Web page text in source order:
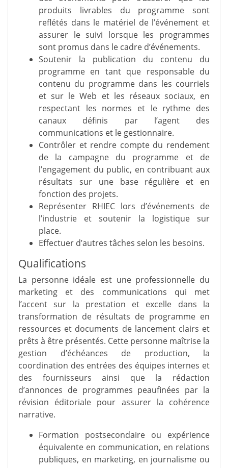
produits livrables du programme sont
reflétés dans le matériel de l’événement et
assurer le suivi lorsque les programmes
sont promus dans le cadre d’événements.
Soutenir la publication du contenu du
programme en tant que responsable du
contenu du programme dans les courriels
et sur le Web et les réseaux sociaux, en
respectant les normes et le rythme des
canaux définis par l’agent des
communications et le gestionnaire.
Contrôler et rendre compte du rendement
de la campagne du programme et de
l’engagement du public, en contribuant aux
résultats sur une base régulière et en
fonction des projets.
Représenter RHIEC lors d’événements de
l’industrie et soutenir la logistique sur
place.
Effectuer d’autres tâches selon les besoins.
Qualifications
La personne idéale est une professionnelle du
marketing et des communications qui met
l’accent sur la prestation et excelle dans la
transformation de résultats de programme en
ressources et documents de lancement clairs et
prêts à être présentés. Cette personne maîtrise la
gestion d’échéances de production, la
coordination des entrées des équipes internes et
des fournisseurs ainsi que la rédaction
d’annonces de programmes peaufinées par la
révision éditoriale pour assurer la cohérence
narrative.
Formation postsecondaire ou expérience
équivalente en communication, en relations
publiques, en marketing, en journalisme ou